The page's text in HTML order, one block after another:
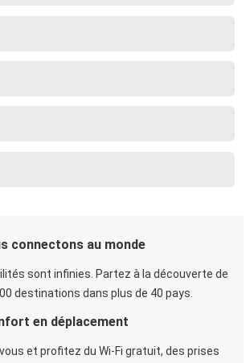
connectons au monde
sont infinies. Partez à la découverte de
destinations dans plus de 40 pays.
en déplacement
et profitez du Wi-Fi gratuit, des prises